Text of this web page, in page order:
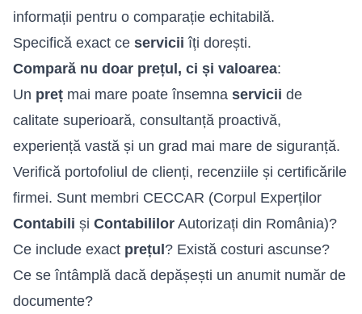
informații pentru o comparație echitabilă.
Specifică exact ce servicii îți dorești.
Compară nu doar prețul, ci și valoarea:
Un preț mai mare poate însemna servicii de
calitate superioară, consultanță proactivă,
experiență vastă și un grad mai mare de siguranță.
Verifică portofoliul de clienți, recenziile și certificările
firmei. Sunt membri CECCAR (Corpul Experților
Contabili și Contabililor Autorizați din România)?
Ce include exact prețul ? Există costuri ascunse?
Ce se întâmplă dacă depășești un anumit număr de
documente?